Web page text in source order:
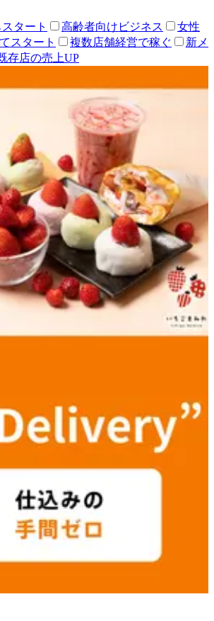
タート 高齢者向けビジネス
女性
スタート 複数店舗経営で稼ぐ
新メ
存店の売上UP